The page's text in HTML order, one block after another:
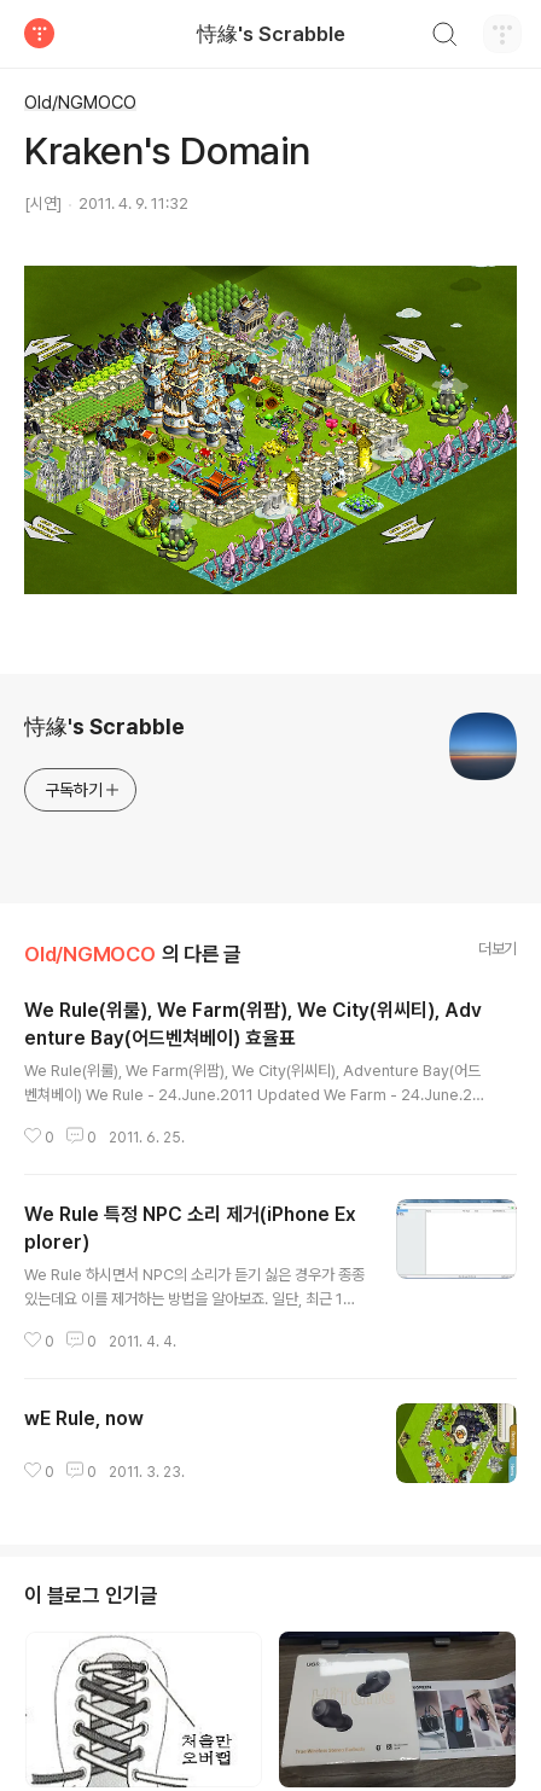
恃緣's Scrabble
Old/NGMOCO
Kraken's Domain
[시연] 2011. 4. 9. 11:32
恃緣's Scrabble
구독하기
Old/NGMOCO 의 다른 글 더보기
We Rule(위룰), We Farm(위팜), We City(위씨티), Adv
enture Bay(어드벤쳐베이) 효율표
We Rule(위룰), We Farm(위팜), We City(위씨티), Adventure Bay(어드
벤쳐베이) We Rule - 24.June.2011 Updated We Farm - 24.June.20
Apr.2011 Updated (접었습니다... 업데이트 있으면 추가하겠습니다.) Upda
생겼습니다.(50) Sun Temple(34) - 24h, Exp 효율은 50대와 비슷 Jagua
r Temple(56) ..
0 0 2011. 6. 25.
We Rule 특정 NPC 소리 제거(iPhone Ex
plorer)
We Rule 하시면서 NPC의 소리가 듣기 싫은 경우가 종종
있는데요 이를 제거하는 방법을 알아보죠. 일단, 최근 1주
들어보죠. 우선, iPhone Explorer 라는 프로그램이 필요
역을 수정할 수 있는 툴인데요 시스템 영역 및 프로그램의
데이터 등의 편집 및 삭제가 가능합니다. 최근에 각종 게임
0 0 2011. 4. 4.
wE Rule, now
0 0 2011. 3. 23.
이 블로그 인기글